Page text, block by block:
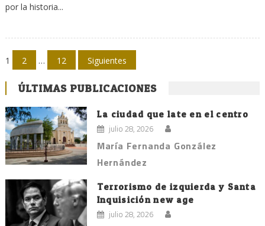
por la historia...
Navegación
de
entradas
1 2 … 12 Siguientes
ÚLTIMAS PUBLICACIONES
La ciudad que late en el centro
julio 28, 2026
María Fernanda González
Hernández
Terrorismo de izquierda y Santa
Inquisición new age
julio 28, 2026